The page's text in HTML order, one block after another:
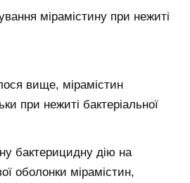
мірамістину при нежиті
вище, мірамістин
при нежиті бактеріальної
бактерицидну дію на
оболонки мірамістин,